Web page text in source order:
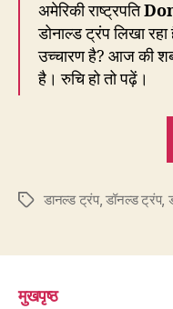
अमेरिकी राष्ट्रपति
डोनाल्ड ट्रंप लिखा
उच्चारण है? आज की
है। रुचि हो तो पढ़ें।
Tagsडानल्ड ट्रंप,डॉनल्ड ट्रंप,
मुखपृष्ठ